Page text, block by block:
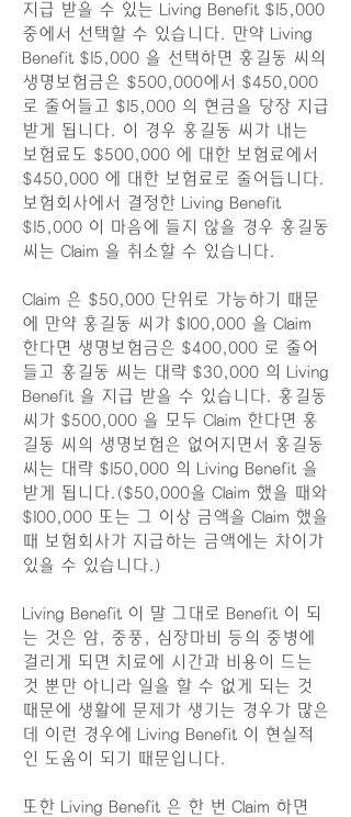
지급 받을 수 있는 Living Benefit $15,000
중에서 선택할 수 있습니다. 만약 Living
Benefit $15,000 을 선택하면 홍길동 씨의
생명보험금은 $500,000에서 $450,000
로 줄어들고 $15,000 의 현금을 당장 지급
받게 됩니다. 이 경우 홍길동 씨가 내는
보험료도 $500,000 에 대한 보험료에서
$450,000 에 대한 보험료로 줄어듭니다.
보험회사에서 결정한 Living Benefit
$15,000 이 마음에 들지 않을 경우 홍길동
씨는 Claim 을 취소할 수 있습니다.
Claim 은 $50,000 단위로 가능하기 때문
에 만약 홍길동 씨가 $100,000 을 Claim
한다면 생명보험금은 $400,000 로 줄어
들고 홍길동 씨는 대략 $30,000 의 Living
Benefit 을 지급 받을 수 있습니다. 홍길동
씨가 $500,000 을 모두 Claim 한다면 홍
길동 씨의 생명보험은 없어지면서 홍길동
씨는 대략 $150,000 의 Living Benefit 을
받게 됩니다.($50,000을 Claim 했을 때와
$100,000 또는 그 이상 금액을 Claim 했을
때 보험회사가 지급하는 금액에는 차이가
있을 수 있습니다.)
Living Benefit 이 말 그대로 Benefit 이 되
는 것은 암, 중풍, 심장마비 등의 중병에
걸리게 되면 치료에 시간과 비용이 드는
것 뿐만 아니라 일을 할 수 없게 되는 것
때문에 생활에 문제가 생기는 경우가 많은
데 이런 경우에 Living Benefit 이 현실적
인 도움이 되기 때문입니다.
또한 Living Benefit 은 한 번 Claim 하면